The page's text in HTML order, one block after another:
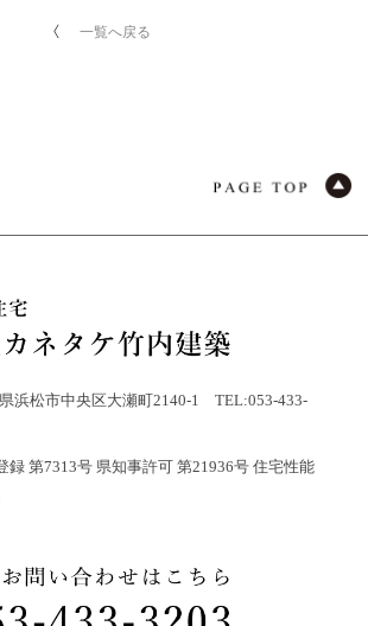
一覧へ戻る
浜松市中央区大瀬町2140-1 TEL:053-433-
録 第7313号 県知事許可 第21936号 住宅性能